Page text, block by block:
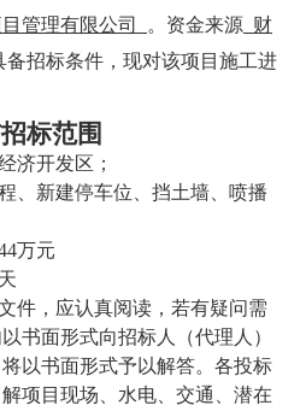
管理有限公司 。 资金来源 财
备招标条件，现对该项目施工进
标范围
济开发区；
、新建停车位、挡土墙、喷播
万元
件，应认真阅读，若有疑问需
书面形式向招标人（代理人）
以书面形式予以解答。各投标
项目现场、水电、交通、潜在